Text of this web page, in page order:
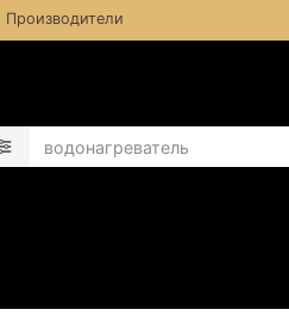
Производители